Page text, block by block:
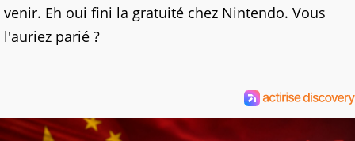
venir. Eh oui fini la gratuité chez Nintendo. Vous
l'auriez parié ?